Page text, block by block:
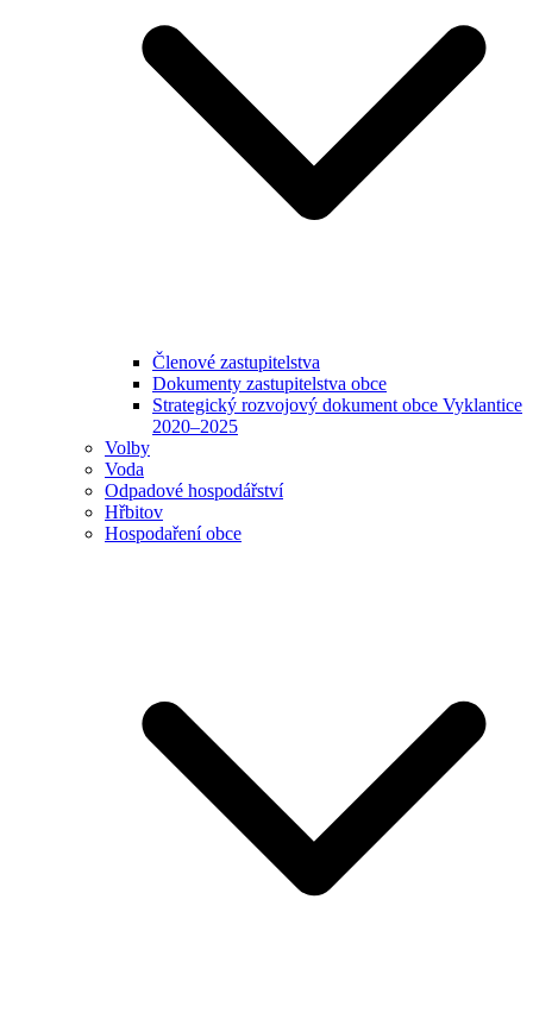
Členové zastupitelstva
Dokumenty zastupitelstva obce
Strategický rozvojový dokument obce Vyklantice
2020–2025
Volby
Voda
Odpadové hospodářství
Hřbitov
Hospodaření obce